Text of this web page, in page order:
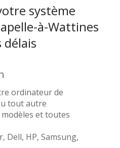
système
à-Wattines
délais
ordinateur de
tout autre
et toutes
Dell, HP, Samsung,